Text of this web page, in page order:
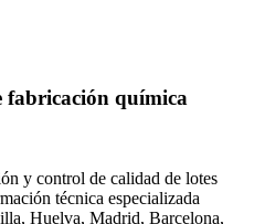
fabricación química
y control de calidad de lotes
técnica especializada
Huelva, Madrid, Barcelona,